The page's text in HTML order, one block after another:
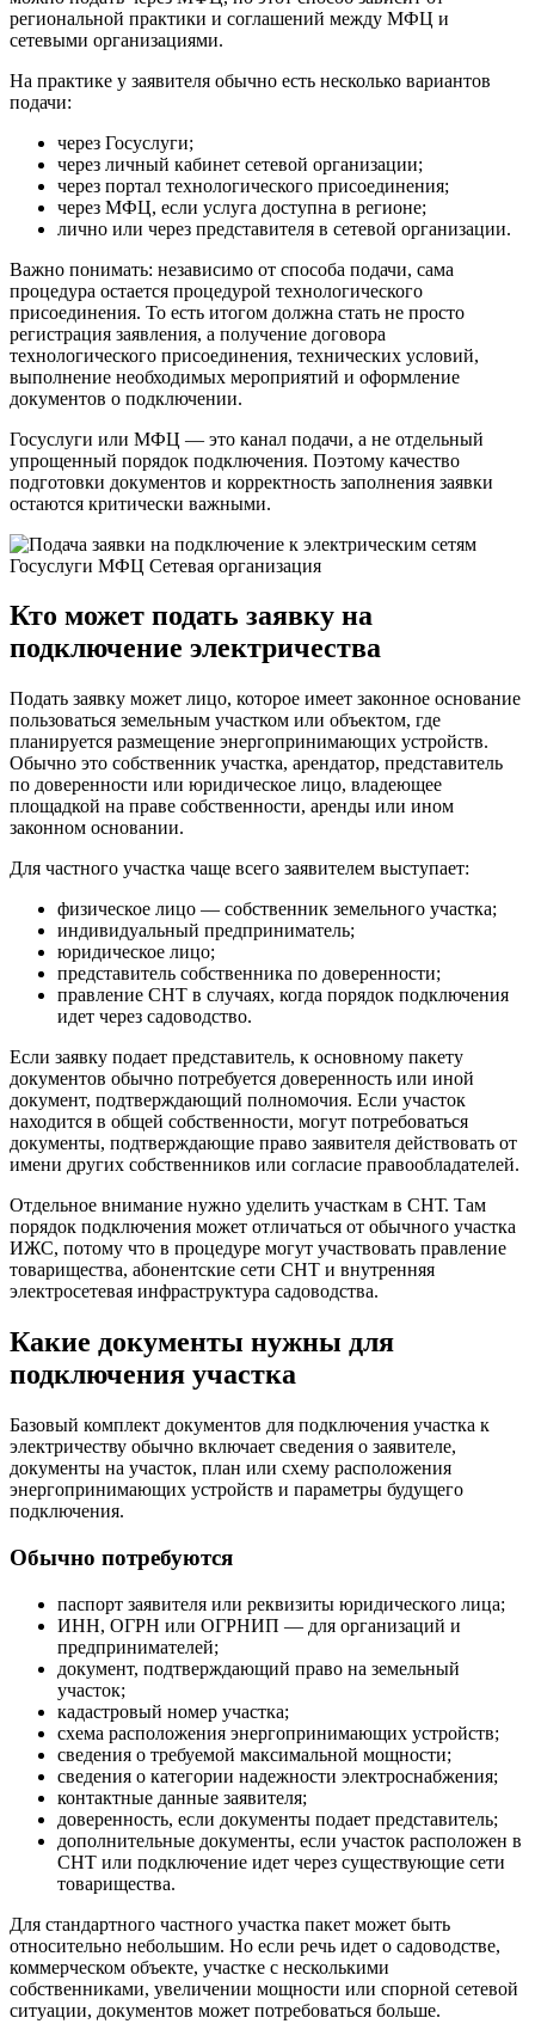
региональной практики и соглашений между МФЦ и
сетевыми организациями.
На практике у заявителя обычно есть несколько вариантов
подачи:
через Госуслуги;
через личный кабинет сетевой организации;
через портал технологического присоединения;
через МФЦ, если услуга доступна в регионе;
лично или через представителя в сетевой организации.
Важно понимать: независимо от способа подачи, сама
процедура остается процедурой технологического
присоединения. То есть итогом должна стать не просто
регистрация заявления, а получение договора
технологического присоединения, технических условий,
выполнение необходимых мероприятий и оформление
документов о подключении.
Госуслуги или МФЦ — это канал подачи, а не отдельный
упрощенный порядок подключения. Поэтому качество
подготовки документов и корректность заполнения заявки
остаются критически важными.
Кто может подать заявку на
подключение электричества
Подать заявку может лицо, которое имеет законное основание
пользоваться земельным участком или объектом, где
планируется размещение энергопринимающих устройств.
Обычно это собственник участка, арендатор, представитель
по доверенности или юридическое лицо, владеющее
площадкой на праве собственности, аренды или ином
законном основании.
Для частного участка чаще всего заявителем выступает:
физическое лицо — собственник земельного участка;
индивидуальный предприниматель;
юридическое лицо;
представитель собственника по доверенности;
правление СНТ в случаях, когда порядок подключения
идет через садоводство.
Если заявку подает представитель, к основному пакету
документов обычно потребуется доверенность или иной
документ, подтверждающий полномочия. Если участок
находится в общей собственности, могут потребоваться
документы, подтверждающие право заявителя действовать от
имени других собственников или согласие правообладателей.
Отдельное внимание нужно уделить участкам в СНТ. Там
порядок подключения может отличаться от обычного участка
ИЖС, потому что в процедуре могут участвовать правление
товарищества, абонентские сети СНТ и внутренняя
электросетевая инфраструктура садоводства.
Какие документы нужны для
подключения участка
Базовый комплект документов для подключения участка к
электричеству обычно включает сведения о заявителе,
документы на участок, план или схему расположения
энергопринимающих устройств и параметры будущего
подключения.
Обычно потребуются
паспорт заявителя или реквизиты юридического лица;
ИНН, ОГРН или ОГРНИП — для организаций и
предпринимателей;
документ, подтверждающий право на земельный
участок;
кадастровый номер участка;
схема расположения энергопринимающих устройств;
сведения о требуемой максимальной мощности;
сведения о категории надежности электроснабжения;
контактные данные заявителя;
доверенность, если документы подает представитель;
дополнительные документы, если участок расположен в
СНТ или подключение идет через существующие сети
товарищества.
Для стандартного частного участка пакет может быть
относительно небольшим. Но если речь идет о садоводстве,
коммерческом объекте, участке с несколькими
собственниками, увеличении мощности или спорной сетевой
ситуации, документов может потребоваться больше.